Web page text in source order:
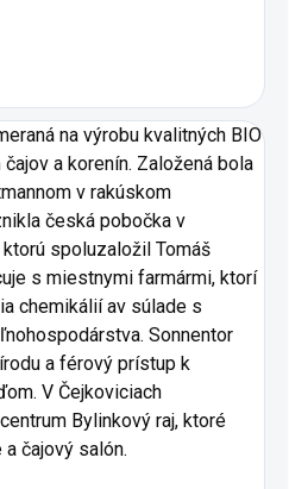
na výrobu kvalitných BIO
a korenín. Založená bola
v rakúskom
česká pobočka v
spoluzaložil Tomáš
s miestnymi farmármi, ktorí
chemikálií av súlade s
Sonnentor
a férový prístup k
V Čejkoviciach
Bylinkový raj, ktoré
čajový salón.